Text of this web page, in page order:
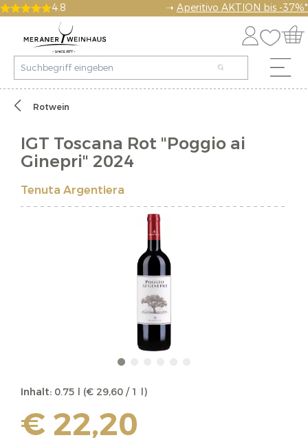
4.8 ➝ Aperitivo AKTION bis -37%*
Rotwein
IGT Toscana Rot "Poggio ai
Ginepri" 2024
Tenuta Argentiera
Inhalt: 0.75 l (€ 29,60 / 1 l)
€ 22,20